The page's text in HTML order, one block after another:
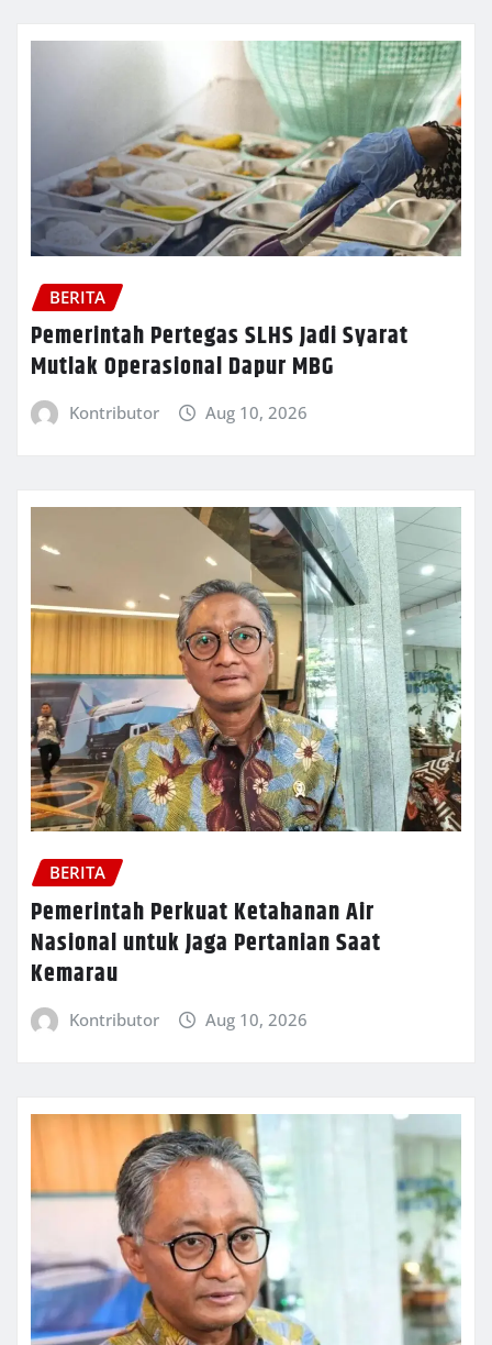
BERITA
Pemerintah Pertegas SLHS Jadi Syarat
Mutlak Operasional Dapur MBG
Kontributor Aug 10, 2026
BERITA
Pemerintah Perkuat Ketahanan Air
Nasional untuk Jaga Pertanian Saat
Kemarau
Kontributor Aug 10, 2026